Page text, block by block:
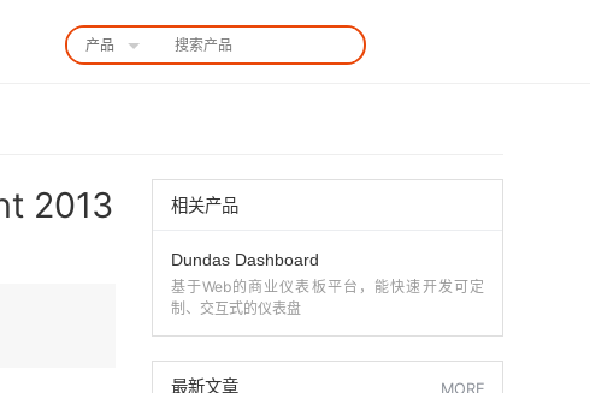
产品
2013 相关产品
Dundas Dashboard
基于Web的商业仪表板平台，能快速开发可定
制、交互式的仪表盘
最新文章 MORE